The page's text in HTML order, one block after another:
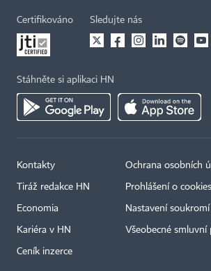
Certifikováno Sledujte nás
Stáhněte si aplikaci HN
Kontakty
Tiráž redakce HN
Economia
Kariéra v HN
Ceník inzerce
Ochrana osobních
Prohlášení o cookies
Nastavení soukromí
Všeobecné smluvní